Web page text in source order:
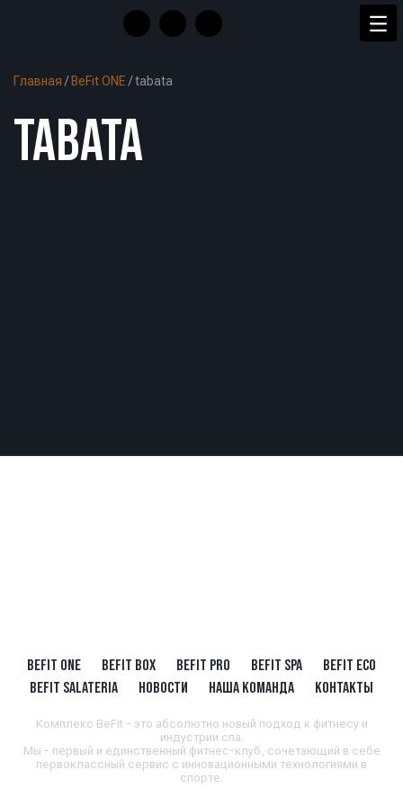
Главная / BeFit ONE /tabata
TABATA
BEFIT ONE BEFIT BOX BEFIT PRO BEFIT SPA
BEFIT ECO
BEFIT SALATERIA
НОВОСТИ НАША КОМАНДА КОНТАКТЫ
Комплекс BeFit - это абсолютно новый подход к фитнесу и
индустрии спа.
Мы - первый и единственный фитнес-клуб, сочетающий в себе
первоклассный сервис с инновационными технологиями в
спорте.